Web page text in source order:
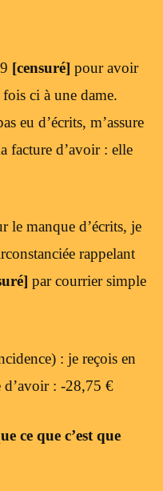
[censuré] pour avoir
ci à une dame.
eu d’écrits, m’assure
facture d’avoir : elle
le manque d’écrits, je
rappelant
par courrier simple
: je reçois en
d’avoir : -28,75 €
ce que c’est que